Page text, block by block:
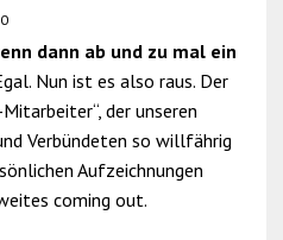
dann ab und zu mal ein
Nun ist es also raus. Der
der unseren
Verbündeten so willfährig
Aufzeichnungen
coming out.